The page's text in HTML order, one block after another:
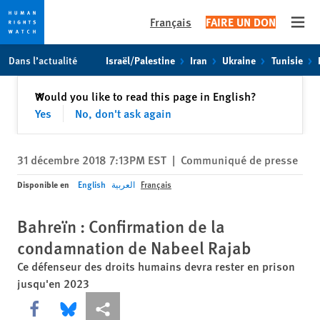
toto
content
Français FAIRE UN DON
Dans l’actualité Israël/Palestine Iran Ukraine Tunisie
Would you like to read this page in English?
Yes
No, don't ask again
✕Fermer
31 décembre 2018 7:13PM EST | Communiqué de presse
Disponible en English العربية Français
Bahreïn : Confirmation de la
condamnation de Nabeel Rajab
Ce défenseur des droits humains devra rester en prison
jusqu'en 2023
Share this via Facebook
Share this via Bluesky
Share this via Partagez